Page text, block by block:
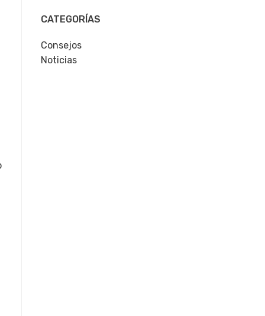
CATEGORÍAS
Consejos
Noticias